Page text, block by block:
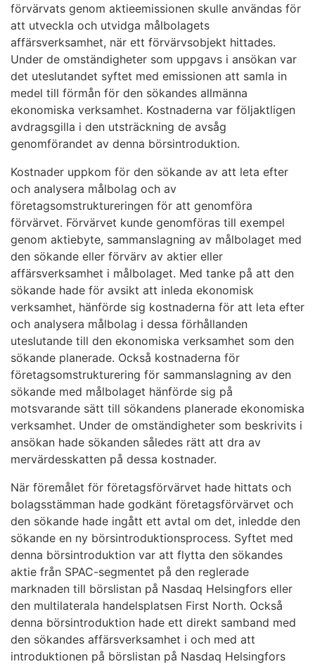
förvärvats genom aktieemissionen skulle användas för
att utveckla och utvidga målbolagets
affärsverksamhet, när ett förvärvsobjekt hittades.
Under de omständigheter som uppgavs i ansökan var
det uteslutandet syftet med emissionen att samla in
medel till förmån för den sökandes allmänna
ekonomiska verksamhet. Kostnaderna var följaktligen
avdragsgilla i den utsträckning de avsåg
genomförandet av denna börsintroduktion.
Kostnader uppkom för den sökande av att leta efter
och analysera målbolag och av
företagsomstruktureringen för att genomföra
förvärvet. Förvärvet kunde genomföras till exempel
genom aktiebyte, sammanslagning av målbolaget med
den sökande eller förvärv av aktier eller
affärsverksamhet i målbolaget. Med tanke på att den
sökande hade för avsikt att inleda ekonomisk
verksamhet, hänförde sig kostnaderna för att leta efter
och analysera målbolag i dessa förhållanden
uteslutande till den ekonomiska verksamhet som den
sökande planerade. Också kostnaderna för
företagsomstrukturering för sammanslagning av den
sökande med målbolaget hänförde sig på
motsvarande sätt till sökandens planerade ekonomiska
verksamhet. Under de omständigheter som beskrivits i
ansökan hade sökanden således rätt att dra av
mervärdesskatten på dessa kostnader.
När föremålet för företagsförvärvet hade hittats och
bolagsstämman hade godkänt företagsförvärvet och
den sökande hade ingått ett avtal om det, inledde den
sökande en ny börsintroduktionsprocess. Syftet med
denna börsintroduktion var att flytta den sökandes
aktie från SPAC-segmentet på den reglerade
marknaden till börslistan på Nasdaq Helsingfors eller
den multilaterala handelsplatsen First North. Också
denna börsintroduktion hade ett direkt samband med
den sökandes affärsverksamhet i och med att
introduktionen på börslistan på Nasdaq Helsingfors